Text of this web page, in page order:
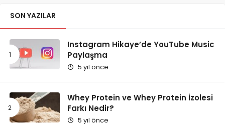
SON YAZILAR
Instagram Hikaye’de YouTube Music
Paylaşma
5 yıl önce
Whey Protein ve Whey Protein İzolesi
Farkı Nedir?
5 yıl önce